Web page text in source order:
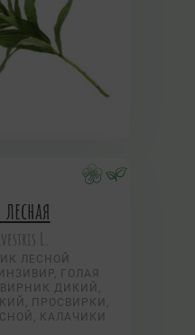
L.
ЛЕСНОЙ
ГОЛАЯ
ДИКИЙ,
ПРОСВИРКИ,
КАЛАЧИКИ